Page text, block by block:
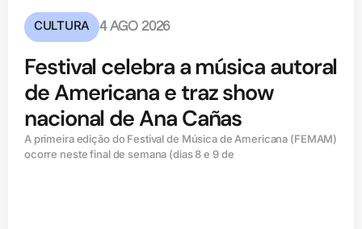
CULTURA 4 AGO 2026
Festival celebra a música autoral
de Americana e traz show
nacional de Ana Cañas
A primeira edição do Festival de Música de Americana (FEMAM)
ocorre neste final de semana (dias 8 e 9 de